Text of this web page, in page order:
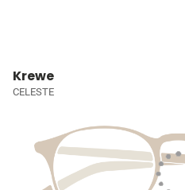
Krewe
CELESTE